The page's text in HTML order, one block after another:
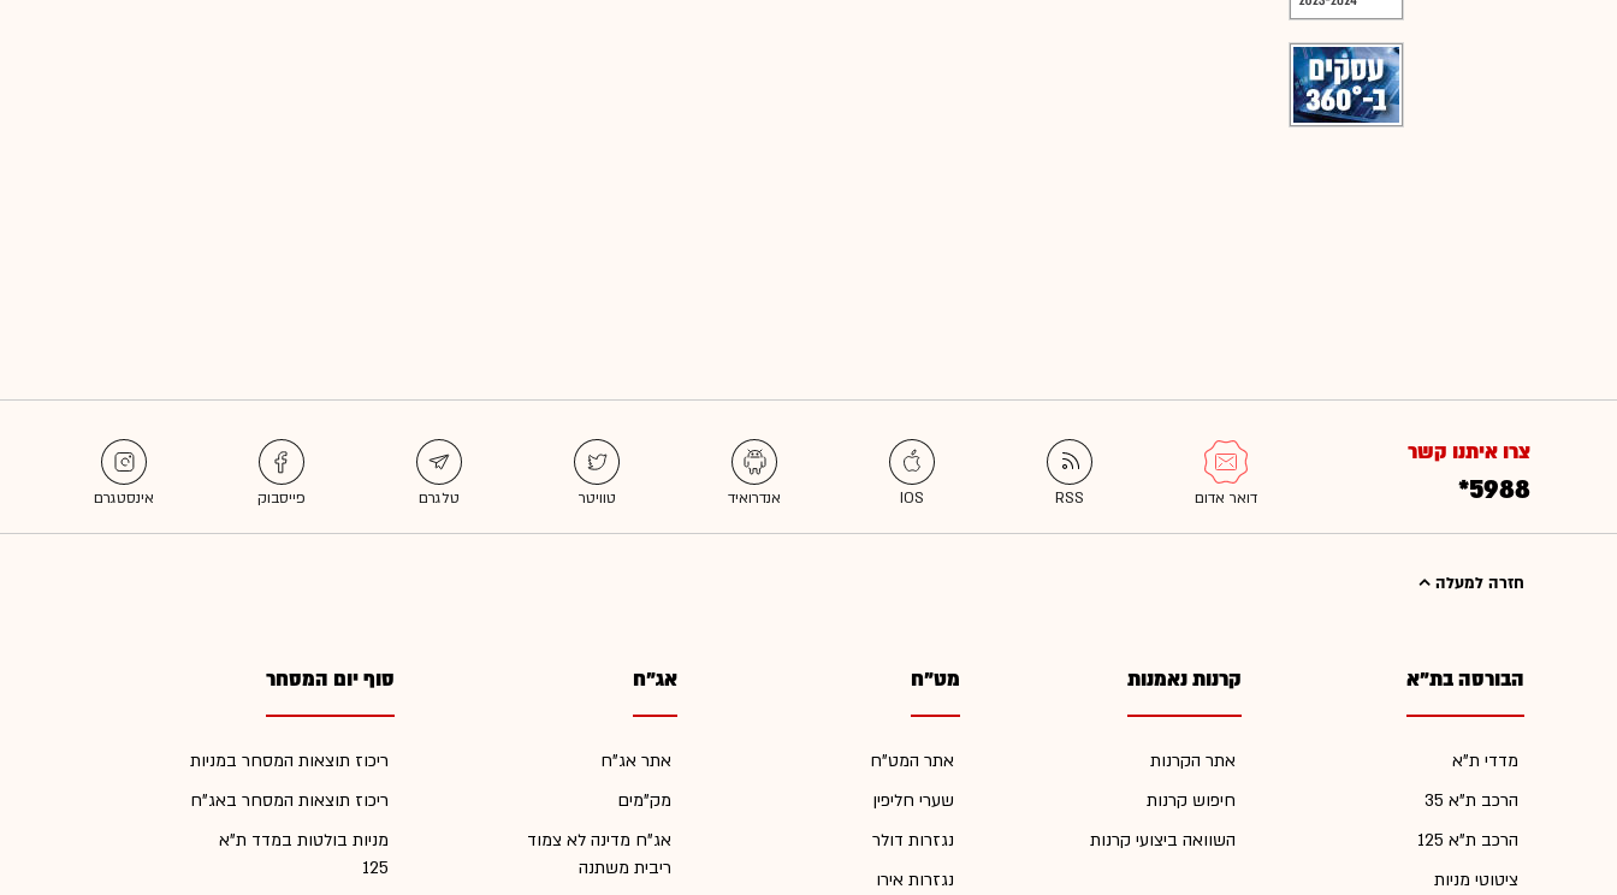
צרו איתנו קשר
*5988
חזרה למעלה
הבורסה בת"א
מדדי ת"א
הרכב ת"א 35
הרכב ת"א 125
ציטוטי מניות
קרנות נאמנות
אתר הקרנות
חיפוש קרנות
השוואה ביצועי קרנות
מט"ח
אתר המט"ח
שערי חליפין
נגזרות דולר
נגזרות אירו
אג"ח
אתר אג"ח
מק"מים
אג"ח מדינה לא צמוד
ריבית משתנה
סוף יום המסחר
ריכוז תוצאות המסחר במניות
ריכוז תוצאות המסחר באג"ח
מניות בולטות במדד ת"א
125